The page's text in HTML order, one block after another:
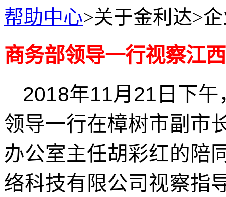
帮助中心>关于金利达>
商务部领导一行视察江
2018年11月21日下
领导一行在樟树市副市
办公室主任胡彩红的陪
络科技有限公司视察指